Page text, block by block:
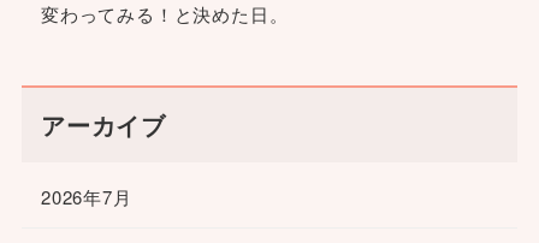
変わってみる！と決めた日。
アーカイブ
2026年7月